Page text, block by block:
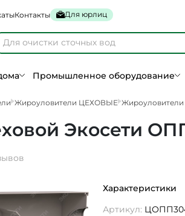
Контакты Для юрлиц
Промышленное оборудование
Жироуловители ЦЕХОВЫЕ
Экосети
Характеристики
Артикул: